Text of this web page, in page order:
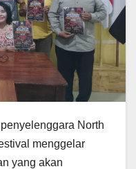
North
menggelar
yang akan